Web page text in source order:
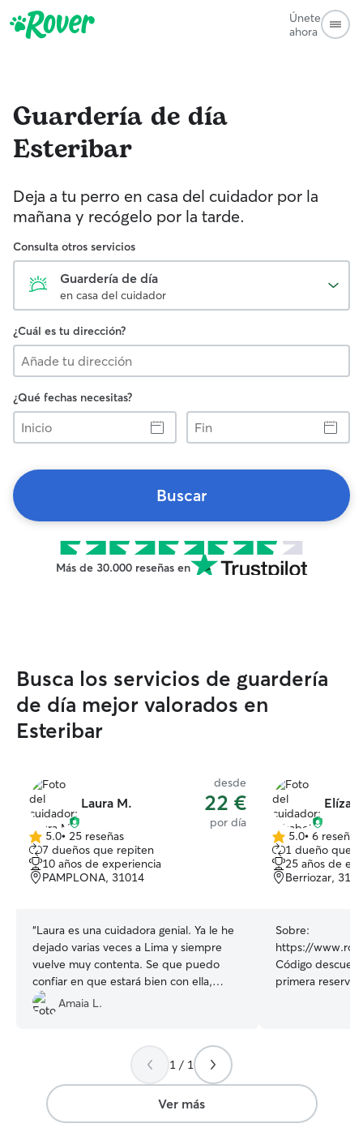
Únete
ahora
Guardería de día
Esteribar
Deja a tu perro en casa del cuidador por la
mañana y recógelo por la tarde.
Consulta otros servicios
Guardería de día
en casa del cuidador
¿Cuál es tu dirección?
¿Qué fechas necesitas?
Inicio
Fin
Buscar
Más de 30.000 reseñas en
Busca los servicios de guardería
de día mejor valorados en
Esteribar
Laura M.
desde
22 €
por día
5.0
de
5
estrellas
5.0• 25 reseñas
7 dueños que repiten
10 años de experiencia
PAMPLONA, 31014
“Laura es una cuidadora genial. Ya le he
dejado varias veces a Lima y siempre
vuelve muy contenta. Se que puedo
confiar en que estará bien con ella,
además tiene una perrita con la que
juegan mucho ☺️
Amaia L.
5.0
de
5
estrellas
5.0• 6 reseñas
1 dueño que
25 años de
Berriozar,
Sobre:
https://
Código
primera reserva
enorme lo que
cada cual
poder
1 / 1
Ver más